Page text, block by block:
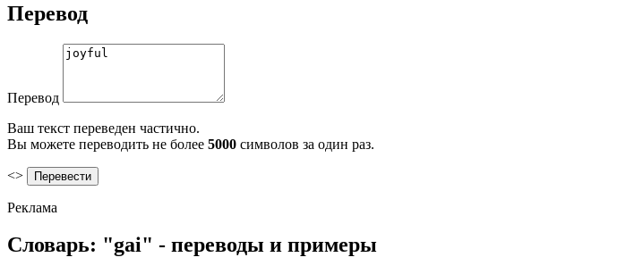
Перевод
Перевод
Ваш текст переведен частично.
Вы можете переводить не более 5000 символов за один раз.
<>
Реклама
Словарь: "gai" - переводы и примеры